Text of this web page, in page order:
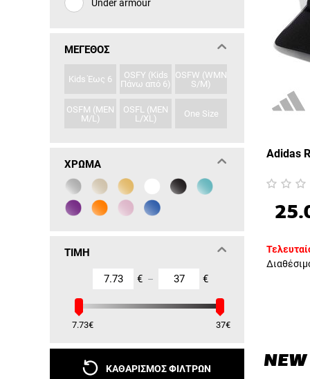
Under armour
ΜΈΓΕΘΟΣ
Kids Έως 6
OSFY (Kids
Πάνω από 6)
OSFW (WMN
S/M)
OSFM (MEN
M/L)
OSFL (MEN
L/XL)
One Size
ΧΡΏΜΑ
ΤΙΜΉ
€ – €
7.73€ 37€
ΚΑΘΑΡΙΣΜΌΣ ΦΊΛΤΡΩΝ
Adidas
NEW